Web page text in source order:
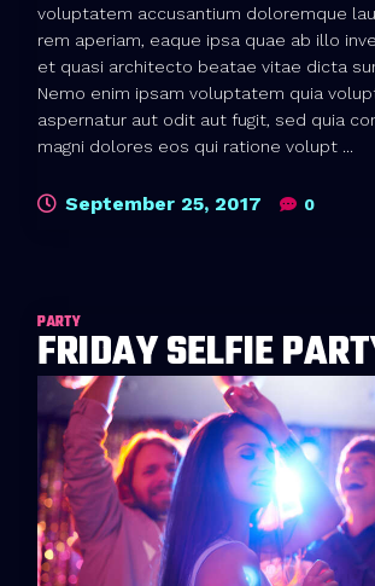
voluptatem accusantium doloremque
rem aperiam, eaque ipsa quae ab illo
et quasi architecto beatae vitae dicta
Nemo enim ipsam voluptatem quia
aspernatur aut odit aut fugit, sed quia
magni dolores eos qui ratione volupt ...
September 25, 2017 0
PARTY
FRIDAY SELFIE